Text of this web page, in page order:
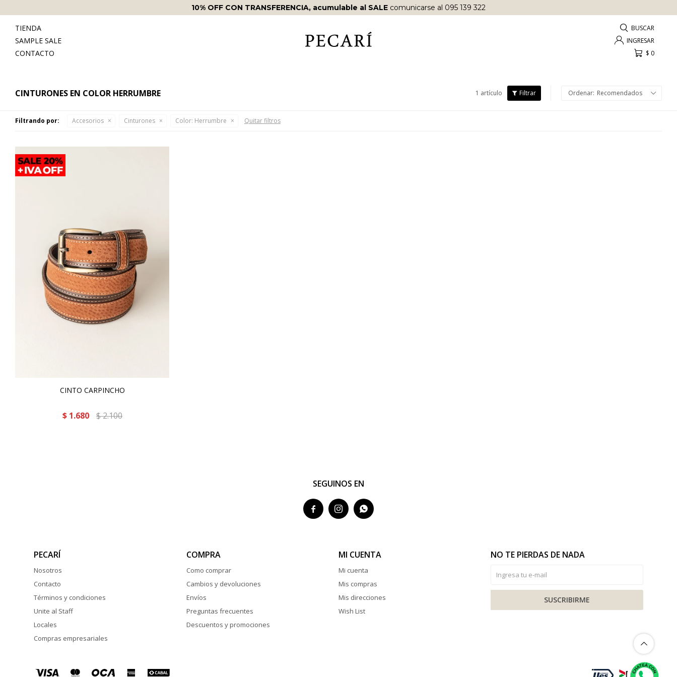
10% OFF CON TRANSFERENCIA, acumulable al SALE comunicarse al 095 139 322
TIENDA
SAMPLE SALE
CONTACTO
$ 0
CINTURONES EN COLOR HERRUMBRE 1 artículo Recomendados
Filtrando por: Accesorios Cinturones Color: Herrumbre Quitar filtros
CINTO CARPINCHO
$ 1.680 $2.100
SEGUINOS EN
  
PECARÍ
Nosotros
Contacto
Términos y condiciones
Unite al Staff
Locales
Compras empresariales
COMPRA
Como comprar
Cambios y devoluciones
Envíos
Preguntas frecuentes
Descuentos y promociones
MI CUENTA
Mi cuenta
Mis compras
Mis direcciones
Wish List
NO TE PIERDAS DE NADA
SUSCRIBIRME